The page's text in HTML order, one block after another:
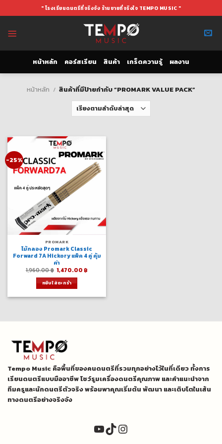
to
" โรงเรียนดนตรีที่จริงจัง ร้านขายที่จริงใจ TEMPO MUSIC "
หน้าหลัก คอร์สเรียน สินค้า เกร็ดความรู้ ผลงาน
หน้าหลัก / สินค้าที่มีป้ายกำกับ “PROMARK VALUE PACK”
-25%
PROMARK
ไม้กลอง Promark Classic
Forward 7A Hickory แพ็ค 4 คู่ คุ้ม
ค่า
1,960.00฿ Original
price
was:
1,960.00 ฿.
1,470.00 ฿
หยิบใส่ตะกร้า
Tempo Music คือพื้นที่ของคนดนตรีที่รวมทุกอย่างไว้ในที่เดียว ทั้งการ
เรียนดนตรีแบบมืออาชีพ โชว์รูมเครื่องดนตรีคุณภาพ และคำแนะนำจาก
ทีมครูและนักดนตรีตัวจริง พร้อมพาคุณเริ่มต้น พัฒนา และเติบโตในเส้น
ทางดนตรีอย่างจริงจัง
YouTube
TikTok
Instagram